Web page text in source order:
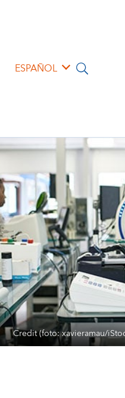
ESPAÑOL
Credit (foto: xavieramau/